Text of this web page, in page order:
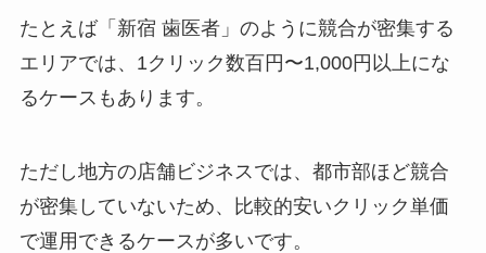
たとえば「新宿 歯医者」のように競合が密集する
エリアでは、1クリック数百円〜1,000円以上にな
るケースもあります。
ただし地方の店舗ビジネスでは、都市部ほど競合
が密集していないため、比較的安いクリック単価
で運用できるケースが多いです。